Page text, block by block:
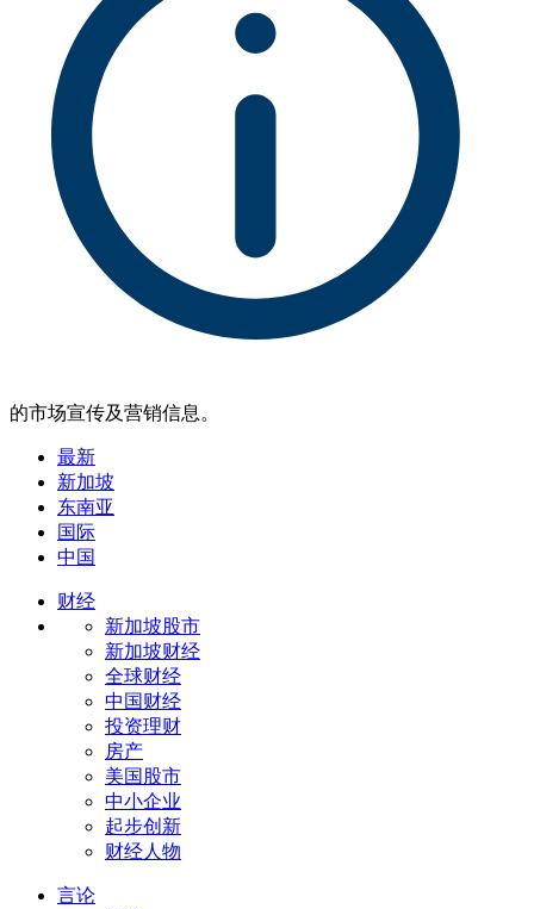
的市场宣传及营销信息。
最新
新加坡
东南亚
国际
中国
财经
新加坡股市
新加坡财经
全球财经
中国财经
投资理财
房产
美国股市
中小企业
起步创新
财经人物
言论